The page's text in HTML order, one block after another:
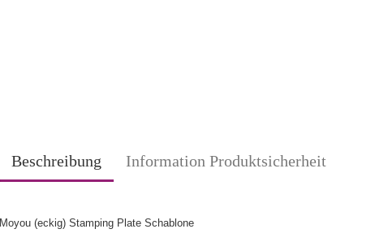
Beschreibung Information Produktsicherheit
Moyou (eckig) Stamping Plate Schablone